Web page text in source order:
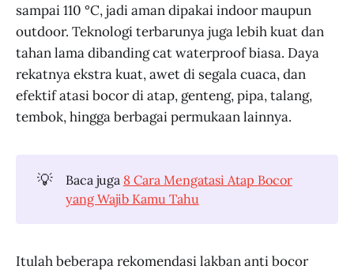
sampai 110 °C, jadi aman dipakai indoor maupun
outdoor. Teknologi terbarunya juga lebih kuat dan
tahan lama dibanding cat waterproof biasa. Daya
rekatnya ekstra kuat, awet di segala cuaca, dan
efektif atasi bocor di atap, genteng, pipa, talang,
tembok, hingga berbagai permukaan lainnya.
💡 Baca juga 8 Cara Mengatasi Atap Bocor
yang Wajib Kamu Tahu
Itulah beberapa rekomendasi lakban anti bocor